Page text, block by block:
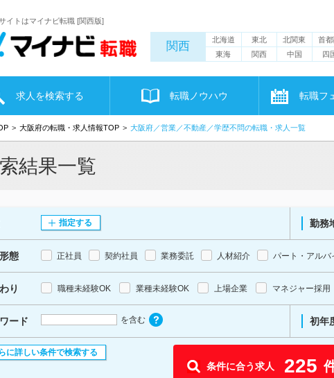
イトはマイナビ転職 [関西版]
関西 北海道 東北 北関東 首都
東海
関西 中国 四
求人を検索する 転職ノウハウ 転職フ
大阪府の転職・求人情報TOP 大阪府／営業／不動産／学歴不問の転職・求人一覧
結果一覧
指定する 勤務
態 正社員 契約社員 業務委託 人材紹介 パート・アルバ
り 職種未経験OK 業種未経験OK 上場企業 マネジャー採用
ード を含む 初年
に詳しい条件で検索する
条件に合う求人 225